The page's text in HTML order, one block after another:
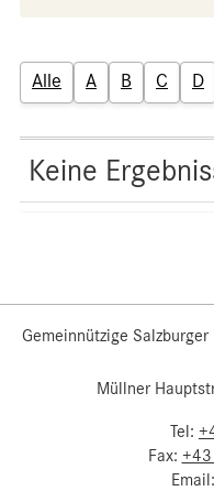
Alle A B C D
Keine
Gemeinnützige
Müllner
Tel:
Fax:
Email: